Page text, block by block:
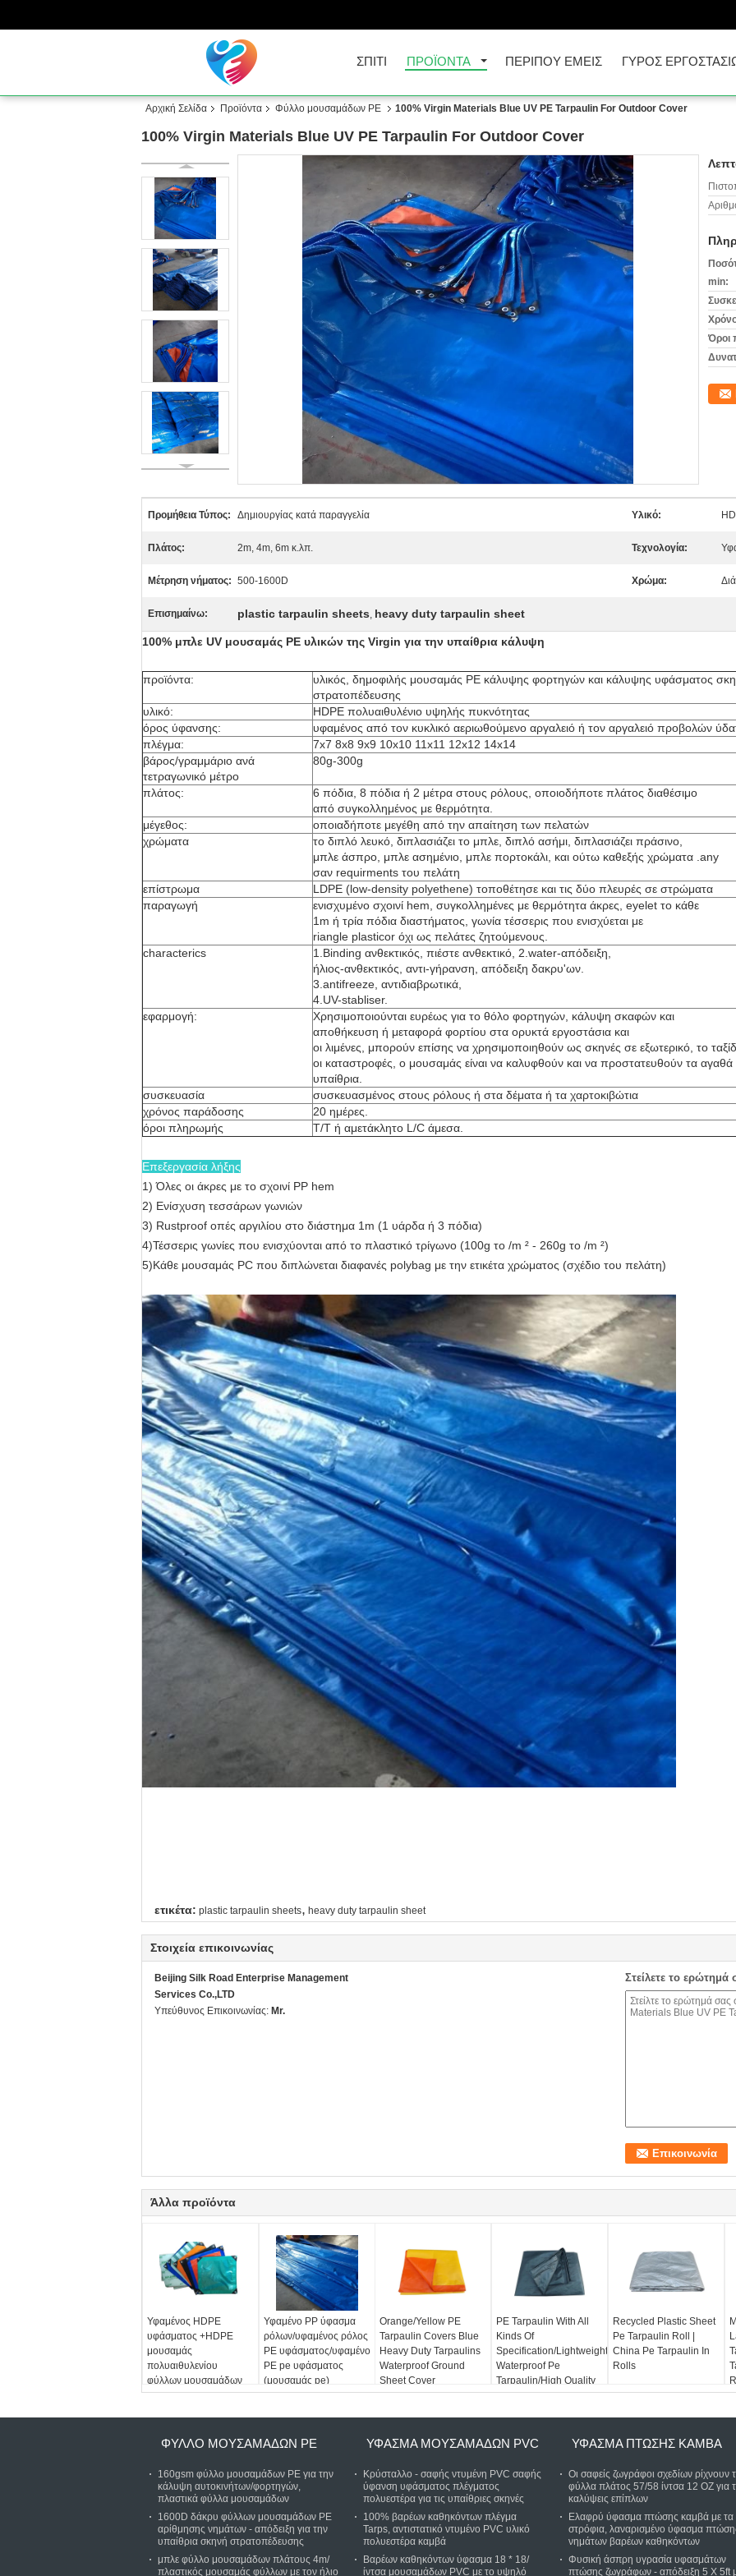
ΣΠΊΤΙ ΠΡΟΪΌΝΤΑ ΠΕΡΊΠΟΥ ΕΜΕΊΣ ΓΎΡΟΣ
Αρχική Σελίδα Προϊόντα Φύλλο μουσαμάδων PE 100% Virgin Materials Blue UV PE Tarpaulin For Outdoor Cover
100% Virgin Materials Blue UV PE Tarpaulin For Outdoor Cover
min:
Όροι
Προμήθεια Τύπος: Δημιουργίας κατά παραγγελία Υλικό:
Πλάτος: 2m, 4m, 6m κ.λπ. Τεχνολογία:
Μέτρηση νήματος: 500-1600D Χρώμα:
Επισημαίνω: plastic tarpaulin sheets, heavy duty tarpaulin sheet
100% μπλε UV μουσαμάς PE υλικών της Virgin για την υπαίθρια κάλυψη
προϊόντα:
υλικός, δημοφιλής μουσαμάς PE κάλυψης φορτηγών και κάλυψης υφάσματος
στρατοπέδευσης
υλικό:
HDPE πολυαιθυλένιο υψηλής πυκνότητας
όρος ύφανσης:
υφαμένος από τον κυκλικό αεριωθούμενο αργαλειό ή τον αργαλειό προβολών
πλέγμα:
7x7 8x8 9x9 10x10 11x11 12x12 14x14
βάρος/γραμμάριο ανά
τετραγωνικό μέτρο
80g-300g
πλάτος:
6 πόδια, 8 πόδια ή 2 μέτρα στους ρόλους, οποιοδήποτε πλάτος διαθέσιμο
από συγκολλημένος με θερμότητα.
μέγεθος:
οποιαδήποτε μεγέθη από την απαίτηση των πελατών
χρώματα
το διπλό λευκό, διπλασιάζει το μπλε, διπλό ασήμι, διπλασιάζει πράσινο,
μπλε άσπρο, μπλε ασημένιο, μπλε πορτοκάλι, και ούτω καθεξής χρώματα .any
σαν requirments του πελάτη
επίστρωμα
LDPE (low-density polyethene) τοποθέτησε και τις δύο πλευρές σε στρώματα
παραγωγή
ενισχυμένο σχοινί hem, συγκολλημένες με θερμότητα άκρες, eyelet το κάθε
1m ή τρία πόδια διαστήματος, γωνία τέσσερις που ενισχύεται με
riangle plasticor όχι ως πελάτες ζητούμενους.
characterics
1.Binding ανθεκτικός, πιέστε ανθεκτικό, 2.water-απόδειξη,
ήλιος-ανθεκτικός, αντι-γήρανση, απόδειξη δακρυ'ων.
3.antifreeze, αντιδιαβρωτικά,
4.UV-stabliser.
εφαρμογή:
Χρησιμοποιούνται ευρέως για το θόλο φορτηγών, κάλυψη σκαφών και
αποθήκευση ή μεταφορά φορτίου στα ορυκτά εργοστάσια και
οι λιμένες, μπορούν επίσης να χρησιμοποιηθούν ως σκηνές σε εξωτερικό, το
οι καταστροφές, ο μουσαμάς είναι να καλυφθούν και να προστατευθούν τα αγαθά
υπαίθρια.
συσκευασία
συσκευασμένος στους ρόλους ή στα δέματα ή τα χαρτοκιβώτια
χρόνος παράδοσης
20 ημέρες.
όροι πληρωμής
T/T ή αμετάκλητο L/C άμεσα.
Επεξεργασία λήξης
1)Όλες οι άκρες με το σχοινί PP hem
2) Ενίσχυση τεσσάρων γωνιών
3) Rustproof οπές αργιλίου στο διάστημα 1m (1 υάρδα ή 3 πόδια)
4)Τέσσερις γωνίες που ενισχύονται από το πλαστικό τρίγωνο (100g το /m ² - 260g το /m ²)
5)Κάθε μουσαμάς PC που διπλώνεται διαφανές polybag με την ετικέτα χρώματος (σχέδιο του πελάτη)
ετικέτα: plastic tarpaulin sheets, heavy duty tarpaulin sheet
Στοιχεία επικοινωνίας
Beijing Silk Road Enterprise Management
Services Co.,LTD
Υπεύθυνος Επικοινωνίας: Mr.
Στείλετε το
Άλλα προϊόντα
Υφαμένος HDPE
υφάσματος +HDPE
μουσαμάς
πολυαιθυλενίου
φύλλων μουσαμάδων
PE ελασματοποίησης
Υφαμένο PP ύφασμα
ρόλων/υφαμένος ρόλος
PE υφάσματος/υφαμένο
PE pe υφάσματος
(μουσαμάς pe)
Orange/Yellow PE
Tarpaulin Covers Blue
Heavy Duty Tarpaulins
Waterproof Ground
Sheet Cover
PE Tarpaulin With All
Kinds Of
Specification/Lightweight
Waterproof Pe
Tarpaulin/High Quality
Pe Tarpaulin
Recycled Plastic Sheet
Pe Tarpaulin Roll |
China Pe Tarpaulin In
Rolls
ΦΎΛΛΟ ΜΟΥΣΑΜΆΔΩΝ PE
160gsm φύλλο μουσαμάδων PE για την
κάλυψη αυτοκινήτων/φορτηγών,
πλαστικά φύλλα μουσαμάδων
1600D δάκρυ φύλλων μουσαμάδων PE
αρίθμησης νημάτων - απόδειξη για την
υπαίθρια σκηνή στρατοπέδευσης
μπλε φύλλο μουσαμάδων πλάτους 4m/
πλαστικός μουσαμάς φύλλων με τον ήλιο
ΎΦΑΣΜΑ ΜΟΥΣΑΜΆΔΩΝ PVC
Κρύσταλλο - σαφής ντυμένη PVC σαφής
ύφανση υφάσματος πλέγματος
πολυεστέρα για τις υπαίθριες σκηνές
100% βαρέων καθηκόντων πλέγμα
Tarps, αντιστατικό ντυμένο PVC υλικό
πολυεστέρα καμβά
Βαρέων καθηκόντων ύφασμα 18 * 18/
ίντσα μουσαμάδων PVC με το υψηλό
ΎΦΑΣΜΑ ΠΤΏΣΗΣ ΚΑΜΒΆ
Οι σαφείς ζωγράφοι σχεδίων ρίχνουν
φύλλα πλάτος 57/58 ίντσα 12 OZ για
καλύψεις επίπλων
Ελαφρύ ύφασμα πτώσης καμβά με τα
στρόφια, λαναρισμένο ύφασμα
νημάτων βαρέων καθηκόντων
Φυσική άσπρη υγρασία υφασμάτων
πτώσης ζωγράφων - απόδειξη 5 X 5ft